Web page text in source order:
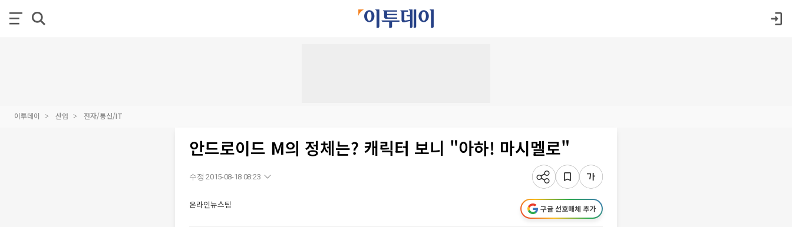
이투데이 산업 전자/통신/IT
안드로이드 M의 정체는? 캐릭터 보니 "아하! 마시멜로"
수정 2015-08-18 08:23
온라인뉴스팀 구글 선호매체 추가